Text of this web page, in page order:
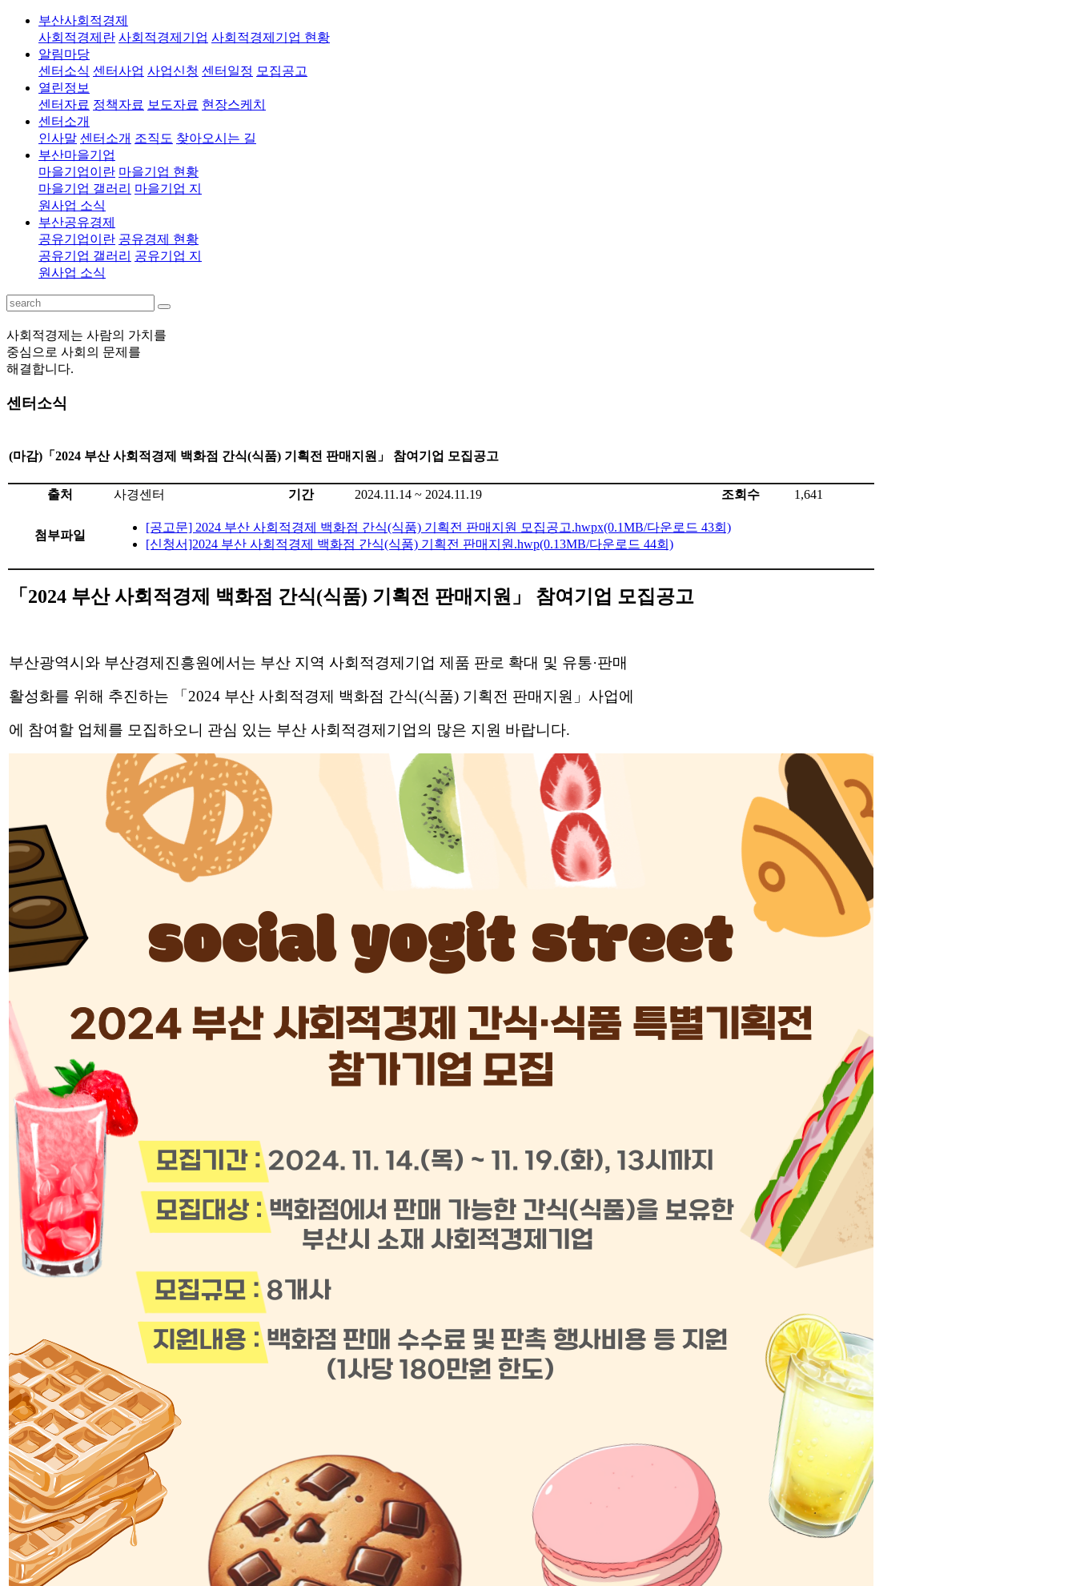
부산사회적경제
사회적경제란 사회적경제기업 사회적경제기업 현황
알림마당
센터소식 센터사업 사업신청 센터일정 모집공고
열린정보
센터자료 정책자료 보도자료 현장스케치
센터소개
인사말 센터소개 조직도 찾아오시는 길
부산마을기업
마을기업이란 마을기업 현황
마을기업 갤러리 마을기업 지
원사업 소식
부산공유경제
공유기업이란 공유경제 현황
공유기업 갤러리 공유기업 지
원사업 소식
사회적경제는 사람의 가치를
중심으로 사회의 문제를
해결합니다.
센터소식
(마감)「2024 부산 사회적경제 백화점 간식(식품) 기획전 판매지원」 참여기업 모집공고
출처 사경센터 기간 2024.11.14 ~ 2024.11.19 조회수 1,641
첨부파일
[공고문] 2024 부산 사회적경제 백화점 간식(식품) 기획전 판매지원 모집공고.hwpx(0.1MB/다운로드 43회)
[신청서]2024 부산 사회적경제 백화점 간식(식품) 기획전 판매지원.hwp(0.13MB/다운로드 44회)
「2024 부산 사회적경제 백화점 간식(식품) 기획전 판매지원」 참여기업 모집공고
부산광역시와 부산경제진흥원에서는 부산 지역 사회적경제기업 제품 판로 확대 및 유통·판매
활성화를 위해 추진하는 「2024 부산 사회적경제 백화점 간식(식품) 기획전 판매지원」사업에
에 참여할 업체를 모집하오니 관심 있는 부산 사회적경제기업의 많은 지원 바랍니다.